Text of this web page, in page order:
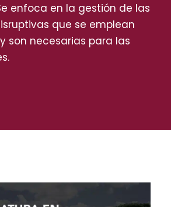
enfoca en la gestión de las
que se emplean
son necesarias para las